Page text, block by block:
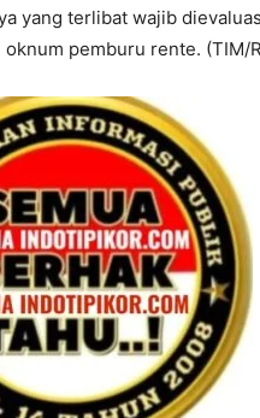
yang terlibat wajib
pemburu rente. (TIM/